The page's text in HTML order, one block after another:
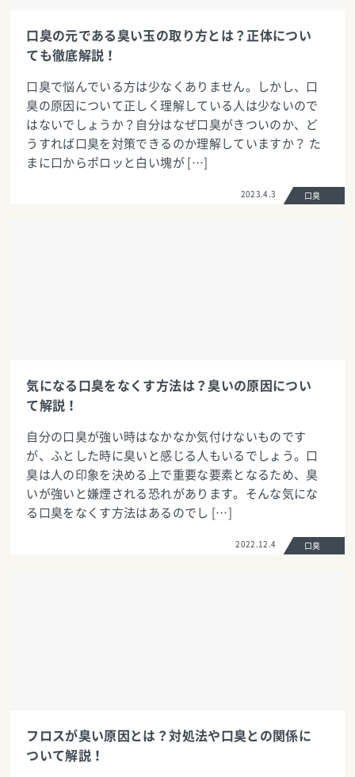
口臭の元である臭い玉の取り方とは？正体につい
ても徹底解説！
口臭で悩んでいる方は少なくありません。しかし、口
臭の原因について正しく理解している人は少ないので
はないでしょうか？自分はなぜ口臭がきついのか、ど
うすれば口臭を対策できるのか理解していますか？ た
まに口からポロッと白い塊が […]
2023.4.3 口臭
気になる口臭をなくす方法は？臭いの原因につい
て解説！
自分の口臭が強い時はなかなか気付けないものです
が、ふとした時に臭いと感じる人もいるでしょう。口
臭は人の印象を決める上で重要な要素となるため、臭
いが強いと嫌煙される恐れがあります。そんな気にな
る口臭をなくす方法はあるのでし […]
2022.12.4 口臭
フロスが臭い原因とは？対処法や口臭との関係に
ついて解説！